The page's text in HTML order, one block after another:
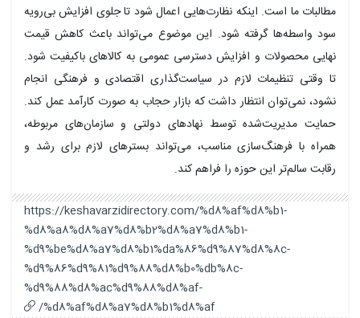
مطالبات ما است. اینکه نظارت‌هایی اعمال شود تا جلوی افزایش بی‌رویه
سود واسطه‌ها گرفته شود. این موضوع می‌تواند باعث کاهش قیمت
نهایی محصولات و افزایش دسترسی عمومی به کالاهای باکیفیت شود.
تا وقتی تنظیمات لازم در سیاست‌گذاری اقتصادی و فرهنگی انجام
نشود، نمی‌توان انتظار داشت که بازار حجاب به صورت کارآمد عمل کند.
حمایت مدیریت‌شده توسط نهادهای دولتی و سازمان‌های مربوطه،
همراه با فرهنگ‌سازی مناسب، می‌تواند بسترهای لازم برای رشد و
رقابت سالم‌تر این حوزه را فراهم کند.
https://keshavarzidirectory.com/%d8%af%d8%b1-
%d8%a8%d8%a7%d8%b2%d8%a7%d8%b1-
%d9%be%d8%a7%d8%b1%da%86%d9%87%d8%8c-
%d9%86%d9%81%d9%88%d8%b0%db%8c-
%d9%88%d8%ac%d9%88%d8%af-
%d8%af%d8%a7%d8%b1%d8%af/